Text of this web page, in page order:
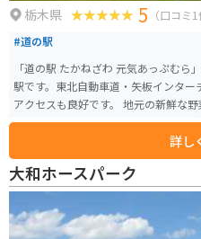
栃木県 5 （口コミ1
#道の駅
「道の駅 たかねざわ 元気あっぷむ
駅です。東北自動車道・矢板インター
アクセスも良好です。 地元の新鮮な野菜や果物が並ぶ農産物直売所は、常に
多くの人で賑わっています。特に、
しめるレストランも併設されており、ド
で訪れる場合、駐車場も広々として
自然が広がっており、ツーリングの拠点と
は、鬼怒川や五行川など、自然豊か
訪れた際には、周辺の観光スポットに
詳し
大和ホースパーク